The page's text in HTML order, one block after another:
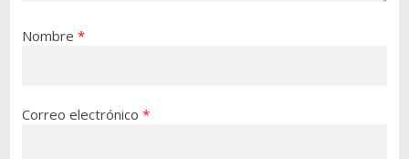
Nombre *
Correo electrónico *